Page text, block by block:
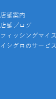
店舗案内
店舗ブログ
フィッシングマイ
イシグロのサービ